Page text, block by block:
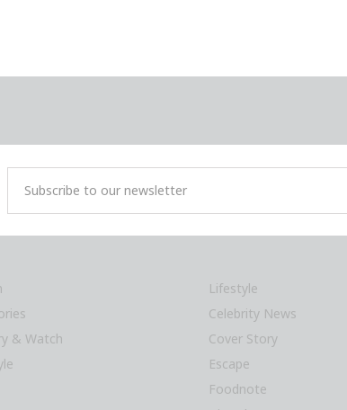
& Watch
Lifestyle
Celebrity News
Cover Story
Escape
Foodnote